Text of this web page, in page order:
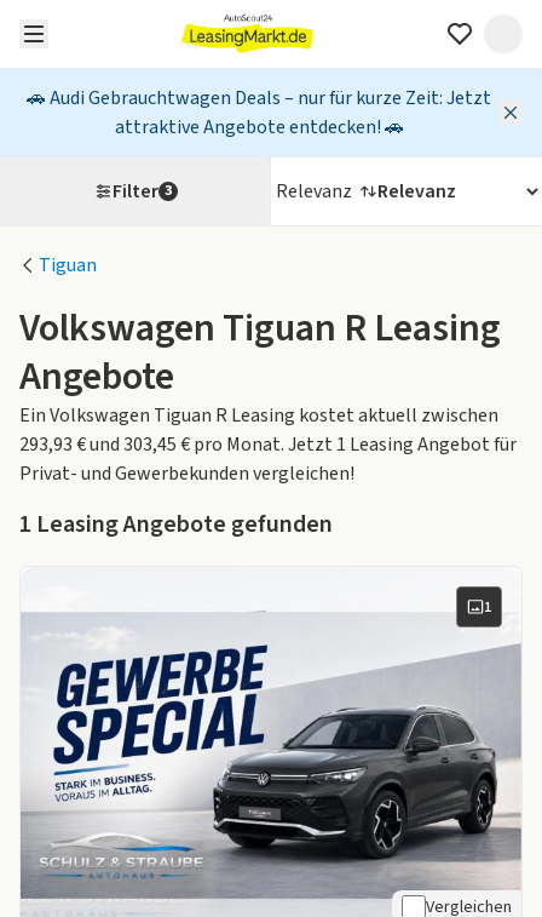
🚗 Audi Gebrauchtwagen Deals – nur für kurze Zeit: Jetzt
attraktive Angebote entdecken! 🚗
Tiguan
Volkswagen Tiguan R Leasing
Angebote
Ein Volkswagen Tiguan R Leasing kostet aktuell zwischen
293,93 € und 303,45 € pro Monat. Jetzt 1 Leasing Angebot für
Privat- und Gewerbekunden vergleichen!
1 Leasing Angebote gefunden
Filter 3 Relevanz
1
Vergleichen